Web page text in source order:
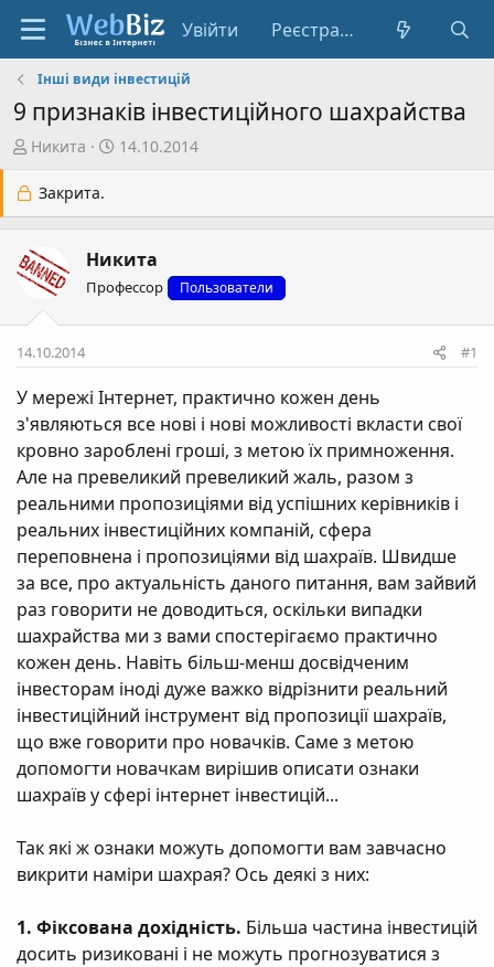
Увійти Реєстрація
Інші види інвестицій
9 признаків інвестиційного шахрайства
А
т
о
т
е
и
Никита
Д
а
т
в
р
н
я
14.10.2014
Закрита.
Никита
Профессор Пользователи
14.10.2014 #1
У мережі Інтернет, практично кожен день
з'являються все нові і нові можливості вкласти свої
кровно зароблені гроші, з метою їх примноження.
Але на превеликий превеликий жаль, разом з
реальними пропозиціями від успішних керівників і
реальних інвестиційних компаній, сфера
переповнена і пропозиціями від шахраїв. Швидше
за все, про актуальність даного питання, вам зайвий
раз говорити не доводиться, оскільки випадки
шахрайства ми з вами спостерігаємо практично
кожен день. Навіть більш-менш досвідченим
інвесторам іноді дуже важко відрізнити реальний
інвестиційний інструмент від пропозиції шахраїв,
що вже говорити про новачків. Саме з метою
допомогти новачкам вирішив описати ознаки
шахраїв у сфері інтернет інвестицій...
Так які ж ознаки можуть допомогти вам завчасно
викрити наміри шахрая? Ось деякі з них:
1. Фіксована дохідність. Більша частина інвестицій
досить ризиковані і не можуть прогнозуватися з